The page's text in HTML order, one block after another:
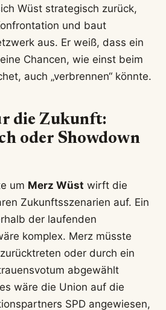
Wüst strategisch zurück,
und baut
aus. Er weiß, dass ein
Chancen, wie einst beim
auch „verbrennen“ könnte.
die Zukunft:
oder Showdown
um Merz Wüst wirft die
Zukunftsszenarien auf. Ein
der laufenden
komplex. Merz müsste
oder durch ein
abgewählt
wäre die Union auf die
SPD angewiesen,